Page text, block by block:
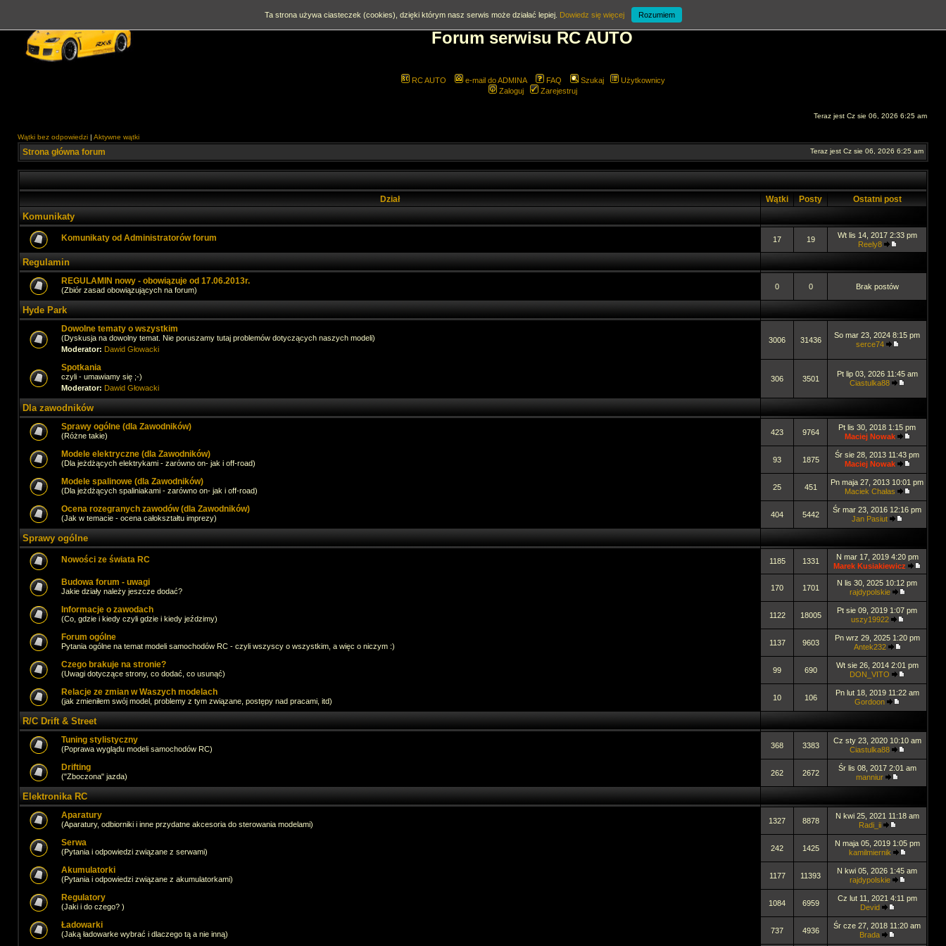
Forum serwisu RC AUTO
RC AUTO e-mail do ADMINA FAQ Szukaj
Użytkownicy
Zaloguj
Zarejestruj
Teraz jest Cz sie 06, 2026 6:25 am
Wątki bez odpowiedzi | Aktywne wątki
Strona główna forum Teraz jest Cz sie 06, 2026 6:25 am
Dział Wątki Posty Ostatni post
Komunikaty
Komunikaty od Administratorów forum 17 19
Wt lis 14, 2017 2:33 pm
Reely8
Regulamin
REGULAMIN nowy - obowiązuje od 17.06.2013r.
(Zbiór zasad obowiązujących na forum) 0 0 Brak postów
Hyde Park
Dowolne tematy o wszystkim
(Dyskusja na dowolny temat. Nie poruszamy tutaj problemów dotyczących naszych modeli)
Moderator: Dawid Głowacki
3006 31436
So mar 23, 2024 8:15 pm
serce74
Spotkania
czyli - umawiamy się ;-)
Moderator: Dawid Głowacki
306 3501
Pt lip 03, 2026 11:45 am
Ciastulka88
Dla zawodników
Sprawy ogólne (dla Zawodników)
(Różne takie) 423 9764
Pt lis 30, 2018 1:15 pm
Maciej Nowak
Modele elektryczne (dla Zawodników)
(Dla jeżdżących elektrykami - zarówno on- jak i off-road) 93 1875
Śr sie 28, 2013 11:43 pm
Maciej Nowak
Modele spalinowe (dla Zawodników)
(Dla jeżdżących spaliniakami - zarówno on- jak i off-road) 25 451
Pn maja 27, 2013 10:01 pm
Maciek Chałas
Ocena rozegranych zawodów (dla Zawodników)
(Jak w temacie - ocena całokształtu imprezy) 404 5442
Śr mar 23, 2016 12:16 pm
Jan Pasiut
Sprawy ogólne
Nowości ze świata RC 1185 1331
N mar 17, 2019 4:20 pm
Marek Kusiakiewicz
Budowa forum - uwagi
Jakie działy należy jeszcze dodać? 170 1701
N lis 30, 2025 10:12 pm
rajdypolskie
Informacje o zawodach
(Co, gdzie i kiedy czyli gdzie i kiedy jeździmy) 1122 18005
Pt sie 09, 2019 1:07 pm
uszy19922
Forum ogólne
Pytania ogólne na temat modeli samochodów RC - czyli wszyscy o wszystkim, a więc o niczym :) 1137 9603
Pn wrz 29, 2025 1:20 pm
Antek232
Czego brakuje na stronie?
(Uwagi dotyczące strony, co dodać, co usunąć) 99 690
Wt sie 26, 2014 2:01 pm
DON_VITO
Relacje ze zmian w Waszych modelach
(jak zmieniłem swój model, problemy z tym związane, postępy nad pracami, itd) 10 106
Pn lut 18, 2019 11:22 am
Gordoon
R/C Drift & Street
Tuning stylistyczny
(Poprawa wyglądu modeli samochodów RC) 368 3383
Cz sty 23, 2020 10:10 am
Ciastulka88
Drifting
("Zboczona" jazda) 262 2672
Śr lis 08, 2017 2:01 am
manniur
Elektronika RC
Aparatury
(Aparatury, odbiorniki i inne przydatne akcesoria do sterowania modelami) 1327 8878
N kwi 25, 2021 11:18 am
Radi_ii
Serwa
(Pytania i odpowiedzi związane z serwami) 242 1425
N maja 05, 2019 1:05 pm
kamilmiernik
Akumulatorki
(Pytania i odpowiedzi związane z akumulatorkami) 1177 11393
N kwi 05, 2026 1:45 am
rajdypolskie
Regulatory
(Jaki i do czego? ) 1084 6959
Cz lut 11, 2021 4:11 pm
Devid
Ładowarki
(Jaką ładowarke wybrać i dlaczego tą a nie inną) 737 4936
Śr cze 27, 2018 11:20 am
Brada
Ta strona używa ciasteczek (cookies), dzięki którym nasz serwis może działać lepiej. Dowiedz się więcej Rozumiem